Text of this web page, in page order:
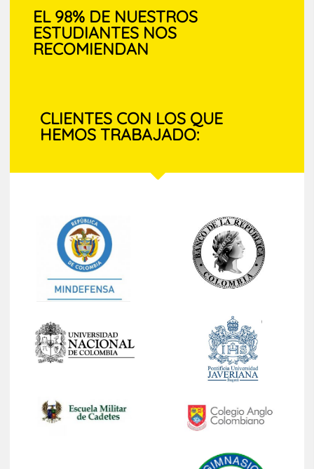
EL 98% DE NUESTROS
ESTUDIANTES NOS
RECOMIENDAN
CLIENTES CON LOS QUE
HEMOS TRABAJADO: